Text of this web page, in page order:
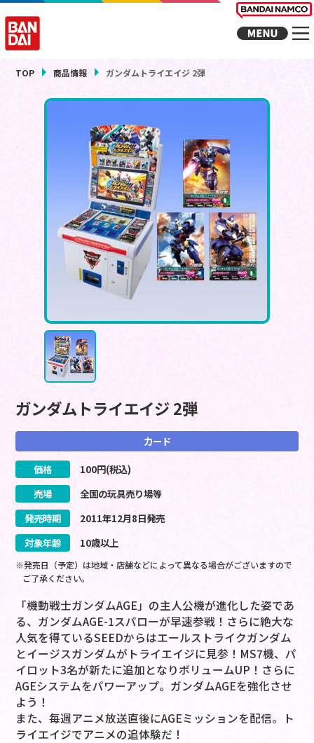
TOP 商品情報 ガンダムトライエイジ 2弾
ガンダムトライエイジ 2弾
カード
価格 100円(税込)
売場
全国の玩具売り場等
発売時期
2011年12月8日発売
対象年齢
10歳以上
※発売日（予定）は地域・店舗などによって異なる場合がございますので
ご了承ください。
「機動戦士ガンダムAGE」の主人公機が進化した姿であ
る、ガンダムAGE-1スパローが早速参戦！さらに絶大な
人気を得ているSEEDからはエールストライクガンダム
とイージスガンダムがトライエイジに見参！MS7機、パ
イロット3名が新たに追加となりボリュームUP！さらに
AGEシステムをパワーアップ。ガンダムAGEを強化させ
よう！
また、毎週アニメ放送直後にAGEミッションを配信。ト
ライエイジでアニメの追体験だ！